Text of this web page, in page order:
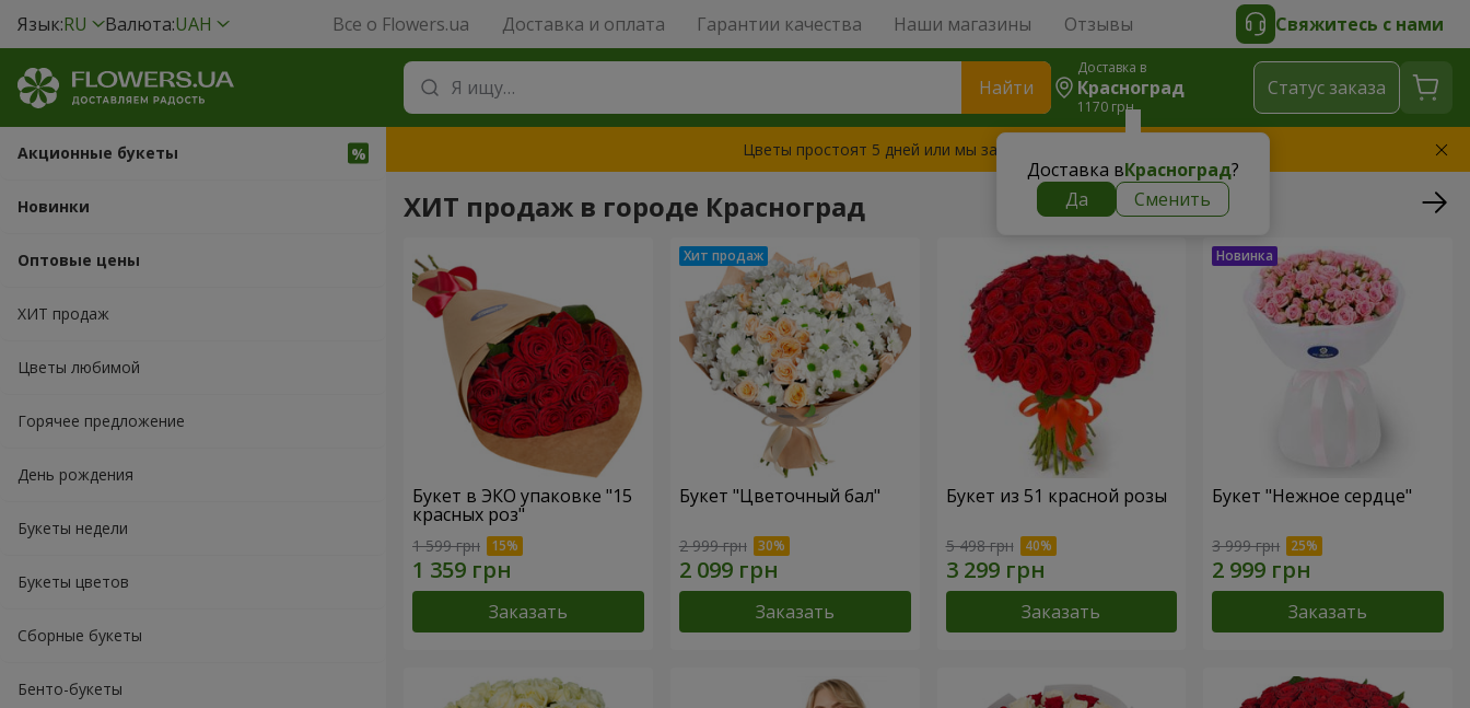
Язык:RU Валюта:UAH Все о Flowers.ua Доставка и оплата Гарантии качества Наши магазины Отзывы Свяжитесь с нами
Найти
Доставка в
Красноград
1170 грн
Доставка вКрасноград?
Да
Сменить
Cтатус заказа
Акционные букеты
Новинки
Оптовые цены
ХИТ продаж
Цветы любимой
Горячее предложение
День рождения
Букеты недели
Букеты цветов
Сборные букеты
Бенто-букеты
Цветы простоят 5 дней или мы заменим букет
ХИТ продаж в городе Красноград
Букет в ЭКО упаковке "15
красных роз"
1 599 грн
Заказать
Букет "Цветочный бал"
2 999 грн
Заказать
Букет из 51 красной розы
5 498 грн
Заказать
Букет "Нежное сердце"
3 999 грн
Заказать